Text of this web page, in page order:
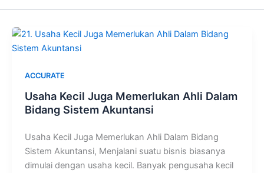
ACCURATE
Usaha Kecil Juga Memerlukan Ahli Dalam
Bidang Sistem Akuntansi
Usaha Kecil Juga Memerlukan Ahli Dalam Bidang
Sistem Akuntansi, Menjalani suatu bisnis biasanya
dimulai dengan usaha kecil. Banyak pengusaha kecil